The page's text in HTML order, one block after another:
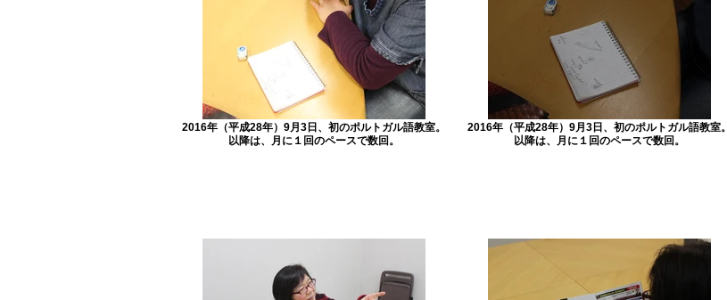
2016年（平成28年）9月3日、初のポルトガル語教室。
以降は、月に１回のペースで数回。
2016年（平成28年）9月3日、初のポルトガル語教室。
以降は、月に１回のペースで数回。